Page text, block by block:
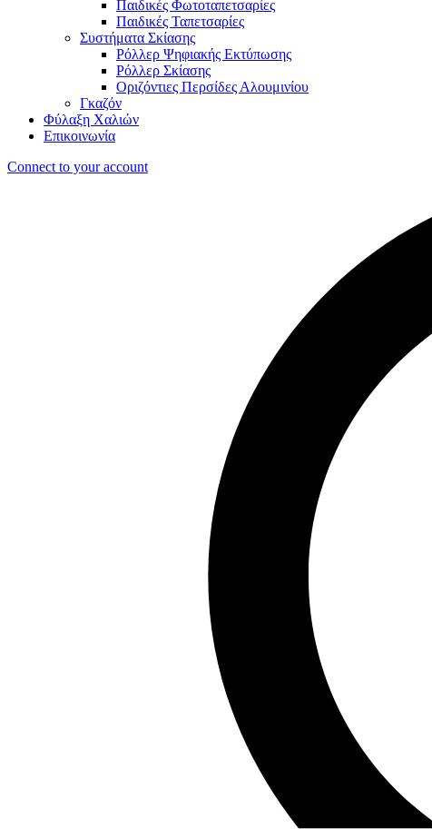
Παιδικές Φωτοταπετσαρίες
Παιδικές Ταπετσαρίες
Συστήματα Σκίασης
Ρόλλερ Ψηφιακής Εκτύπωσης
Ρόλλερ Σκίασης
Οριζόντιες Περσίδες Αλουμινίου
Γκαζόν
Φύλαξη Χαλιών
Επικοινωνία
Connect to your account